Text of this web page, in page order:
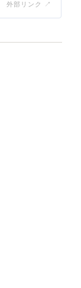
外部リンク ↗